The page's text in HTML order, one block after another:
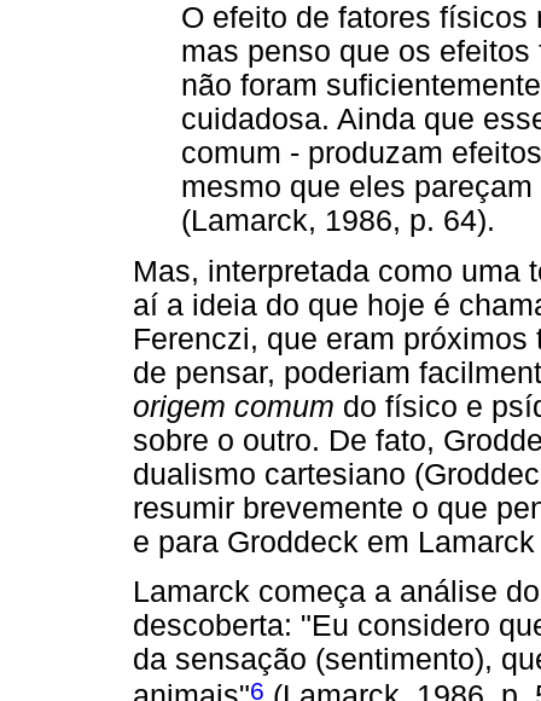
O efeito de fatores
mas penso que os
não foram
cuidadosa. Ainda que
comum - produzam
mesmo que eles
(Lamarck, 1986, p. 64).
Mas, interpretada como uma
aí a ideia do que hoje é
Ferenczi, que eram
de pensar, poderiam
origem comum do físico e
sobre o outro. De fato,
dualismo cartesiano
resumir brevemente o que
e para Groddeck em
Lamarck começa a análise
descoberta: "Eu considero
da sensação (sentimento),
6